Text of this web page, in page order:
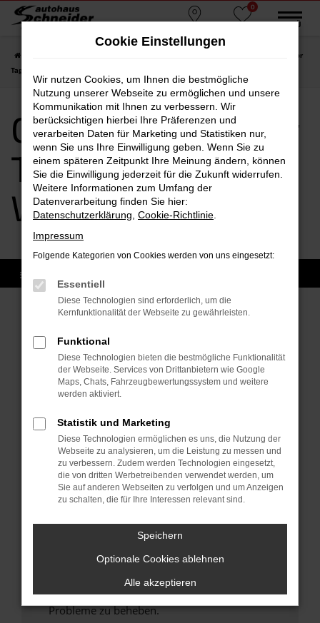
Zum
0
MENÜ
CUPRA Formentor
Tageszulassung Waldkraiburg
CUPRA Formentor
Tageszulassung
Waldkraiburg
Fehler: Network Error
Beim Laden ist ein Fehler aufgetreten.
Hier sind ein paar Tipps, die dir helfen können:
Internetverbindung.
Laden andere Webseiten, zum Beispiel deine
Suchmaschine?
Prüfe deine Browsererweiterungen.
Manche Erweiterungen, wie Werbeblocker,
verhindern. Funktioniert die Seite in einem
anderen Browser oder in einem privaten
Starte dein Gerät neu.
Das kann manchmal helfen, vorübergehende
Probleme zu beheben.
Cookie Einstellungen
Wir nutzen Cookies, um Ihnen die bestmögliche
Nutzung unserer Webseite zu ermöglichen und unsere
Kommunikation mit Ihnen zu verbessern. Wir
berücksichtigen hierbei Ihre Präferenzen und
verarbeiten Daten für Marketing und Statistiken nur,
wenn Sie uns Ihre Einwilligung geben. Wenn Sie zu
einem späteren Zeitpunkt Ihre Meinung ändern, können
Sie die Einwilligung jederzeit für die Zukunft widerrufen.
Weitere Informationen zum Umfang der
Datenverarbeitung finden Sie hier:
Datenschutzerklärung Cookie-Richtlinie
Impressum
Folgende Kategorien von Cookies werden von uns eingesetzt:
Essentiell
Diese Technologien sind erforderlich, um die
Kernfunktionalität der Webseite zu gewährleisten.
Funktional
Diese Technologien bieten die bestmögliche Funktionalität
der Webseite. Services von Drittanbietern wie Google
Maps, Chats, Fahrzeugbewertungssystem und weitere
werden aktiviert.
Statistik und Marketing
Diese Technologien ermöglichen es uns, die Nutzung der
Webseite zu analysieren, um die Leistung zu messen und
zu verbessern. Zudem werden Technologien eingesetzt,
die von dritten Werbetreibenden verwendet werden, um
Sie auf anderen Webseiten zu verfolgen und um Anzeigen
zu schalten, die für Ihre Interessen relevant sind.
Speichern
Optionale Cookies ablehnen
Alle akzeptieren